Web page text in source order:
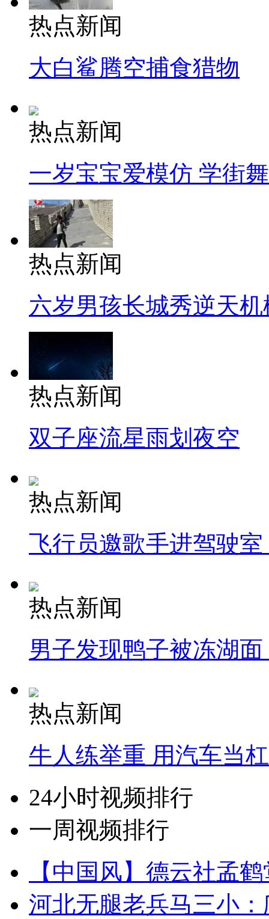
热点新闻
大白鲨腾空捕食猎物
热点新闻
一岁宝宝爱模仿 学街
热点新闻
六岁男孩长城秀逆天机
热点新闻
双子座流星雨划夜空
热点新闻
飞行员邀歌手进驾驶
热点新闻
男子发现鸭子被冻湖
热点新闻
牛人练举重 用汽车当
24小时视频排行
一周视频排行
【中国风】德云社孟
河北无腿老兵马三小